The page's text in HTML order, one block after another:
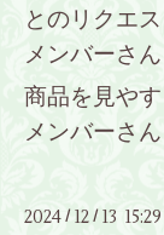
とのリクエ
メンバーさ
商品を見や
メンバーさ
2024 / 12 / 13 15:29